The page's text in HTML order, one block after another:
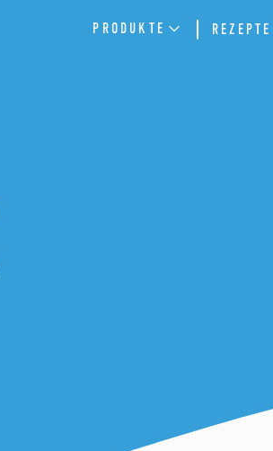
PRODUKTE REZEPTE